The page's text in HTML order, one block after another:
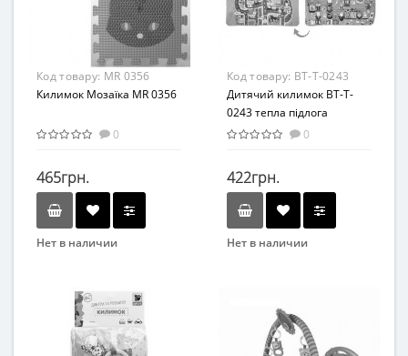
Возрастная группа
Комбинированный
Код товару: MR 0356
Килимок Мозаїка MR 0356
0
465грн.
Нет в наличии
Возраст
От 1 года
Материал
Код товару: BT-T-0243
Дитячий килимок BT-T-
0243 тепла підлога
двосторонній0
422грн.
Нет в наличии
Возраст